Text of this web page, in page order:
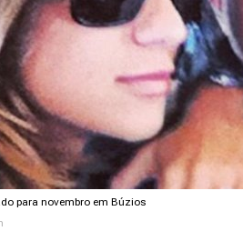
para novembro em Búzios